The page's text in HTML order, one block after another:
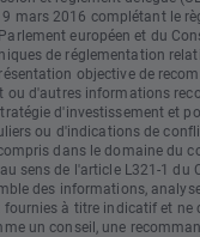
mars 2016 complétant le
européen et du
de réglementation
objective de
ou d'autres informations
d'investissement et
ou d'indications de
dans le domaine du
sens de l'article L321-1 du
des informations,
fournies à titre indicatif et ne
un conseil, une